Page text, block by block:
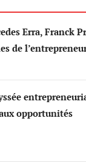
Erra, Franck
de
opportunités